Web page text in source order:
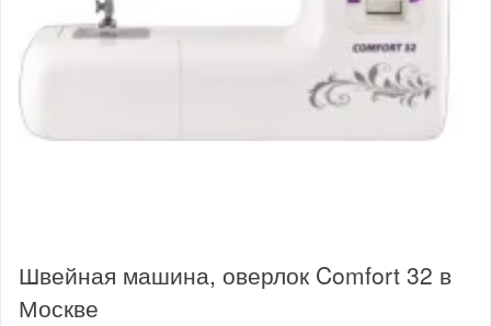
Швейная машина, оверлок Comfort 32 в
Москве